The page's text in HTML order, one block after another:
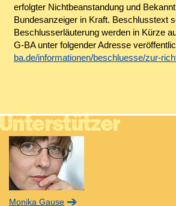
erfolgter Nichtbeanstandung und
Bundesanzeiger in Kraft. Beschlusstext
Beschlusserläuterung werden in Kürze
G-BA unter folgender Adresse
ba.de/informationen/beschluesse/zur-
Monika Gause